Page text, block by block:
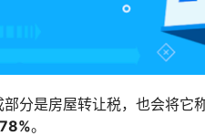
分是房屋转让税，也会将它
。